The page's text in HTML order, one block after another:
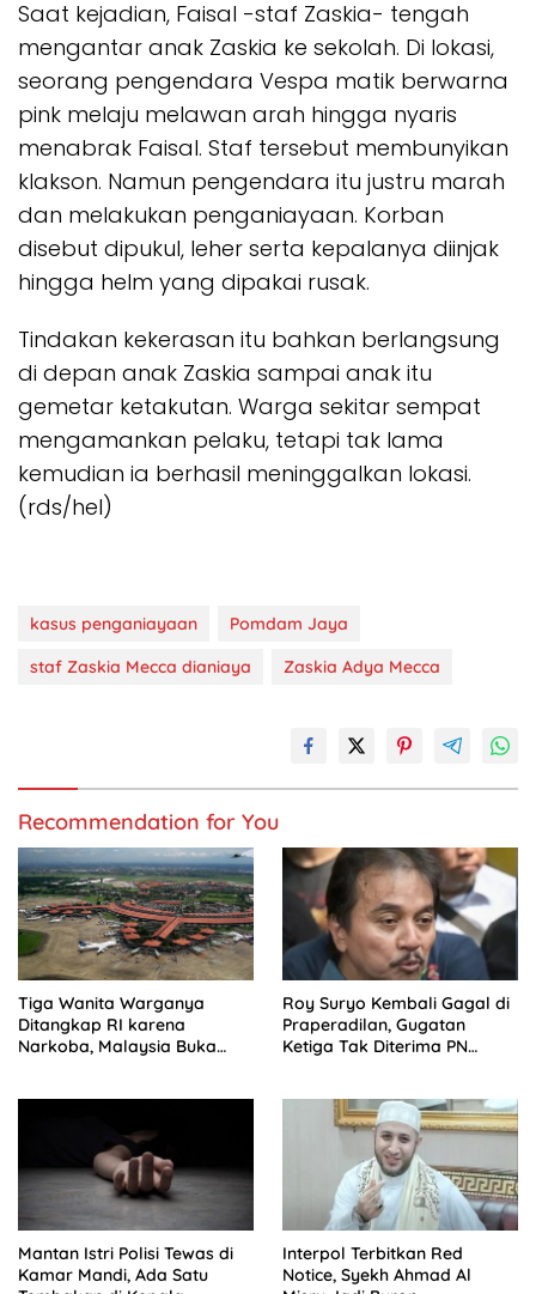
Saat kejadian, Faisal -staf Zaskia- tengah
mengantar anak Zaskia ke sekolah. Di lokasi,
seorang pengendara Vespa matik berwarna
pink melaju melawan arah hingga nyaris
menabrak Faisal. Staf tersebut membunyikan
klakson. Namun pengendara itu justru marah
dan melakukan penganiayaan. Korban
disebut dipukul, leher serta kepalanya diinjak
hingga helm yang dipakai rusak.
Tindakan kekerasan itu bahkan berlangsung
di depan anak Zaskia sampai anak itu
gemetar ketakutan. Warga sekitar sempat
mengamankan pelaku, tetapi tak lama
kemudian ia berhasil meninggalkan lokasi.
(rds/hel)
kasus penganiayaan
Pomdam Jaya
staf Zaskia Mecca dianiaya
Zaskia Adya Mecca
Recommendation for You
Tiga Wanita Warganya
Ditangkap RI karena
Narkoba, Malaysia Buka
Roy Suryo Kembali Gagal di
Praperadilan, Gugatan
Ketiga Tak Diterima PN
Mantan Istri Polisi Tewas di
Kamar Mandi, Ada Satu
Interpol Terbitkan Red
Notice, Syekh Ahmad Al